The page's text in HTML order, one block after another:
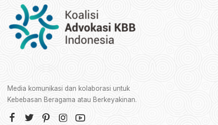
Media komunikasi dan kolaborasi untuk
Kebebasan Beragama atau Berkeyakinan.